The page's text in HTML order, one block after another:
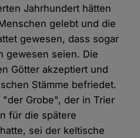
Jahrhundert hätten
gelebt und die
gewesen, dass sogar
gewesen seien. Die
Götter akzeptiert und
Stämme befriedet.
"der Grobe", der in Trier
für die spätere
sei der keltische